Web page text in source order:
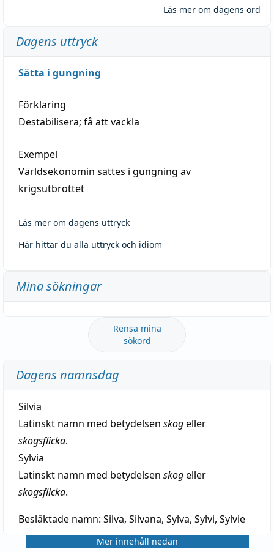
Läs mer om dagens ord
Dagens uttryck
Sätta i gungning
Förklaring
Destabilisera; få att vackla
Exempel
Världsekonomin sattes i gungning av
krigsutbrottet
Läs mer om dagens uttryck
Här hittar du alla uttryck och idiom
Mina sökningar
Rensa mina
sökord
Dagens namnsdag
Silvia
Latinskt namn med betydelsen skogeller
skogsflicka.
Sylvia
Latinskt namn med betydelsen skogeller
skogsflicka.
Besläktade namn: Silva, Silvana, Sylva, Sylvi, Sylvie
Mer innehåll nedan